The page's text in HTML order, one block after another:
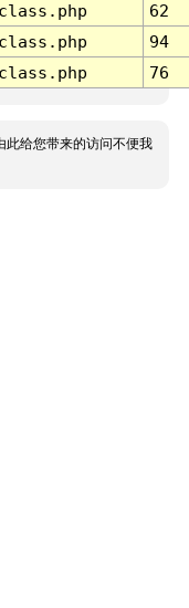
62
94
76
此给您带来的访问不便我